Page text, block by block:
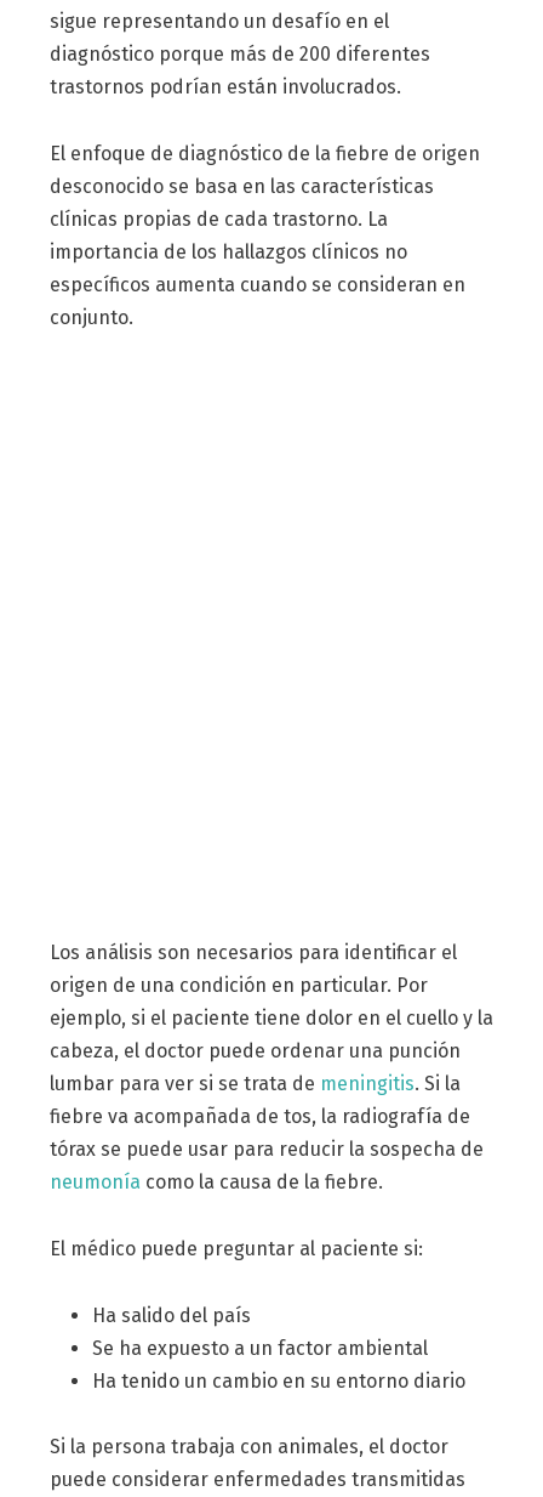
sigue representando un desafío en el
diagnóstico porque más de 200 diferentes
trastornos podrían están involucrados.
El enfoque de diagnóstico de la fiebre de origen
desconocido se basa en las características
clínicas propias de cada trastorno. La
importancia de los hallazgos clínicos no
específicos aumenta cuando se consideran en
conjunto.
Los análisis son necesarios para identificar el
origen de una condición en particular. Por
ejemplo, si el paciente tiene dolor en el cuello y la
cabeza, el doctor puede ordenar una punción
lumbar para ver si se trata de meningitis. Si la
fiebre va acompañada de tos, la radiografía de
tórax se puede usar para reducir la sospecha de
neumonía como la causa de la fiebre.
El médico puede preguntar al paciente si:
Ha salido del país
Se ha expuesto a un factor ambiental
Ha tenido un cambio en su entorno diario
Si la persona trabaja con animales, el doctor
puede considerar enfermedades transmitidas